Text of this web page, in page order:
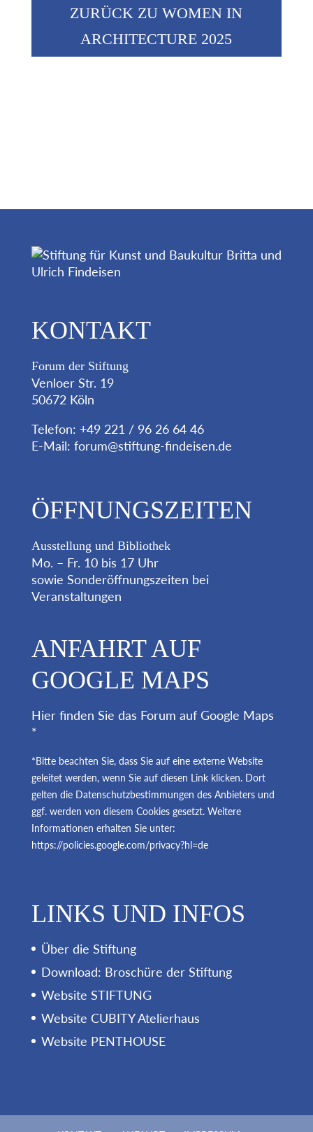
ZURÜCK ZU WOMEN IN
ARCHITECTURE 2025
KONTAKT
Forum der Stiftung
Venloer Str. 19
50672 Köln
Telefon: +49 221 / 96 26 64 46
E-Mail: forum@stiftung-findeisen.de
ÖFFNUNGSZEITEN
Ausstellung und Bibliothek
Mo. – Fr. 10 bis 17 Uhr
sowie Sonderöffnungszeiten bei
Veranstaltungen
ANFAHRT AUF
GOOGLE MAPS
Hier finden Sie das Forum auf Google Maps
*
*Bitte beachten Sie, dass Sie auf eine externe Website
geleitet werden, wenn Sie auf diesen Link klicken. Dort
gelten die Datenschutzbestimmungen des Anbieters und
ggf. werden von diesem Cookies gesetzt. Weitere
Informationen erhalten Sie unter:
https://policies.google.com/privacy?hl=de
LINKS UND INFOS
Über die Stiftung
Download: Broschüre der Stiftung
Website STIFTUNG
Website CUBITY Atelierhaus
Website PENTHOUSE